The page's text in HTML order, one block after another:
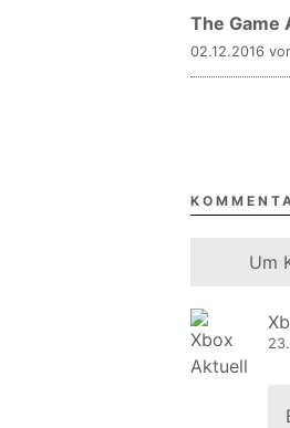
The Game
02.12.2016
Um